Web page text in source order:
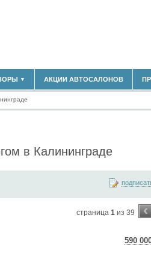
▼ АКЦИИ АВТОСАЛОНОВ
в Калининграде
страница 1 из 39 ‹
590